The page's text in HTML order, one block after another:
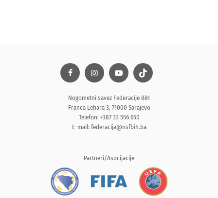
Nogometni savez Federacije BiH
Franca Lehara 3, 71000 Sarajevo
Telefon: +387 33 556 650
E-mail: federacija@nsfbih.ba
Partneri/Asocijacije